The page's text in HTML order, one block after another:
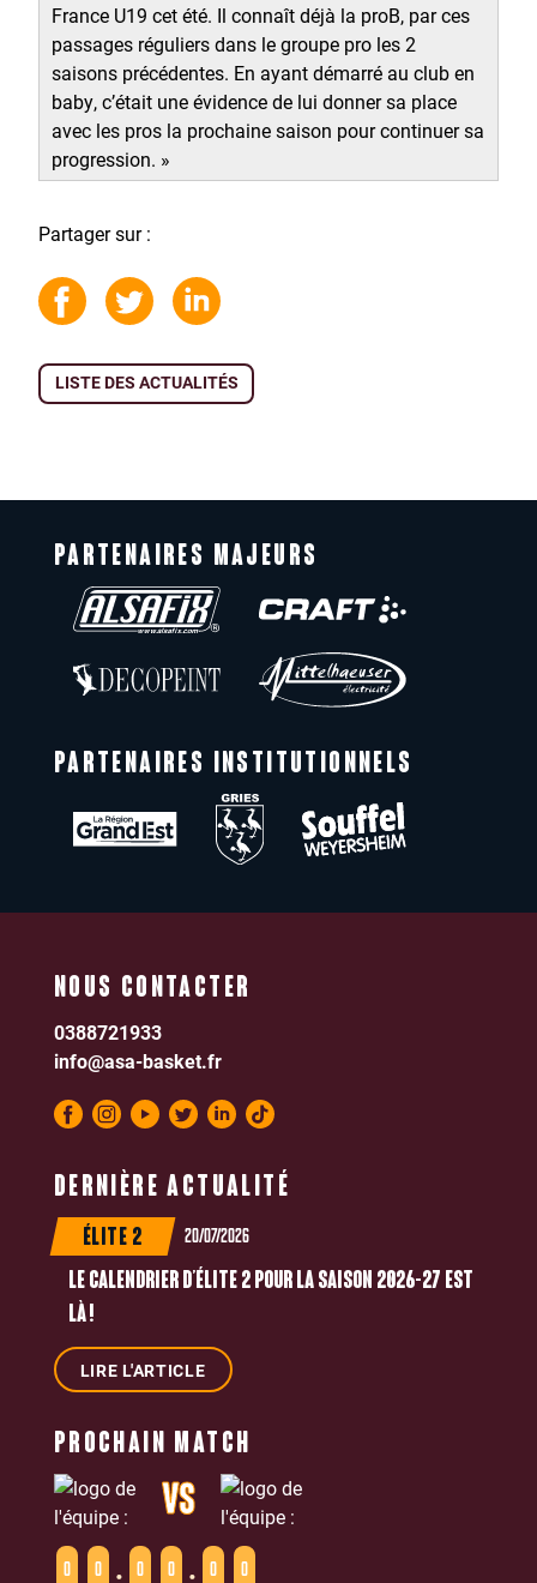
France U19 cet été. Il connaît déjà la proB, par ces
passages réguliers dans le groupe pro les 2
saisons précédentes. En ayant démarré au club en
baby, c’était une évidence de lui donner sa place
avec les pros la prochaine saison pour continuer sa
progression. »
Partager sur :
LISTE DES ACTUALITÉS
PARTENAIRES MAJEURS
PARTENAIRES INSTITUTIONNELS
DERNIÈRE ACTUALITÉ
ÉLITE 2 20/07/2026
LE CALENDRIER D’ÉLITE 2 POUR LA SAISON 2026-27 EST
LÀ !
LIRE L'ARTICLE
NOUS CONTACTER
0388721933
info@asa-basket.fr
PROCHAIN MATCH
0 0 0 0 0 0
VS